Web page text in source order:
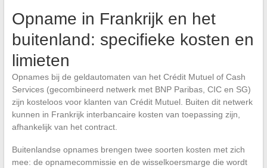
Opname in Frankrijk en het
buitenland: specifieke kosten en
limieten
Opnames bij de geldautomaten van het Crédit Mutuel of Cash
Services (gecombineerd netwerk met BNP Paribas, CIC en SG)
zijn kosteloos voor klanten van Crédit Mutuel. Buiten dit netwerk
kunnen in Frankrijk interbancaire kosten van toepassing zijn,
afhankelijk van het contract.
Buitenlandse opnames brengen twee soorten kosten met zich
mee: de opnamecommissie en de wisselkoersmarge die wordt